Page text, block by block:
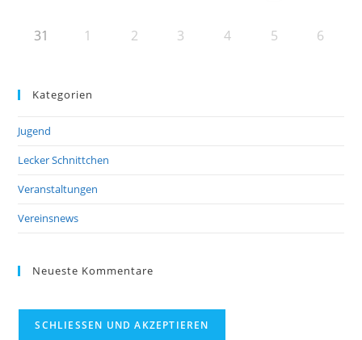
31 1 2 3 4 5 6
Kategorien
Jugend
Lecker Schnittchen
Veranstaltungen
Vereinsnews
Neueste Kommentare